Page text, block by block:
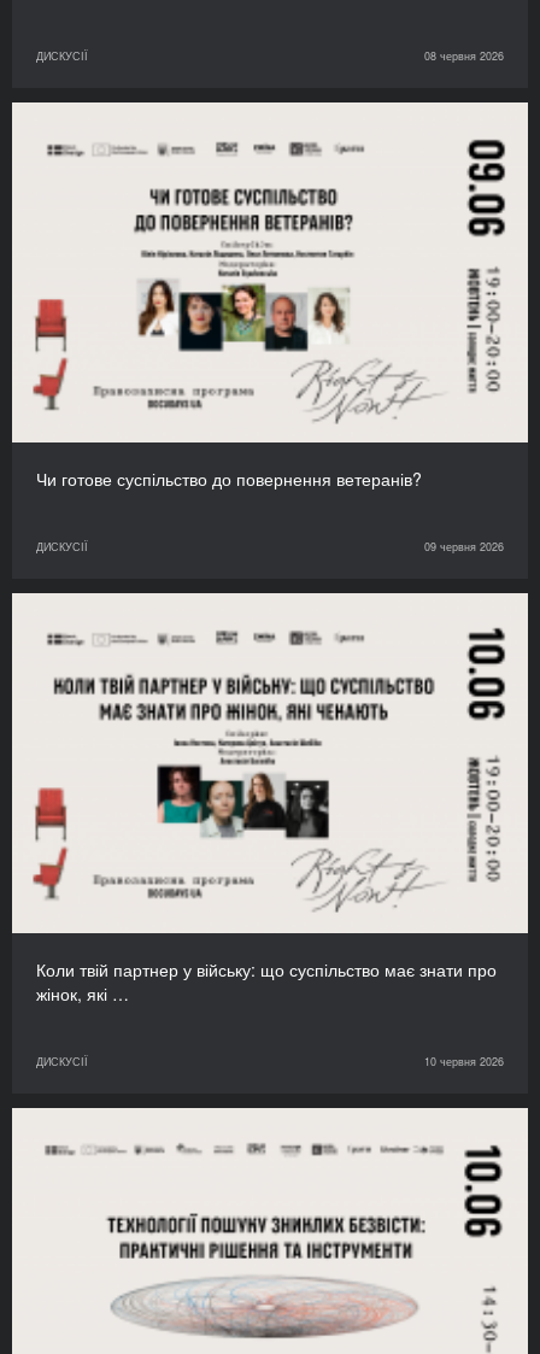
ДИСКУСІЇ 08 червня 2026
Чи готове суспільство до повернення ветеранів?
ДИСКУСІЇ 09 червня 2026
Коли твій партнер у війську: що суспільство має знати про
жінок, які …
ДИСКУСІЇ 10 червня 2026